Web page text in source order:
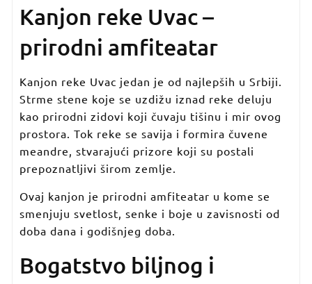
Kanjon reke Uvac –
prirodni amfiteatar
Kanjon reke Uvac jedan je od najlepših u Srbiji.
Strme stene koje se uzdižu iznad reke deluju
kao prirodni zidovi koji čuvaju tišinu i mir ovog
prostora. Tok reke se savija i formira čuvene
meandre, stvarajući prizore koji su postali
prepoznatljivi širom zemlje.
Ovaj kanjon je prirodni amfiteatar u kome se
smenjuju svetlost, senke i boje u zavisnosti od
doba dana i godišnjeg doba.
Bogatstvo biljnog i